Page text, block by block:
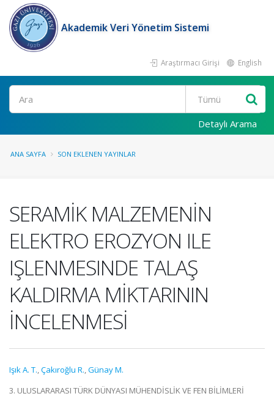
Akademik Veri Yönetim Sistemi
Araştırmacı Girişi English
Ara
Detaylı Arama
ANA SAYFA SON EKLENEN YAYINLAR
SERAMİK MALZEMENİN
ELEKTRO EROZYON ILE
IŞLENMESINDE TALAŞ
KALDIRMA MİKTARININ
İNCELENMESİ
Işık A. T.,Çakıroğlu R.,Günay M.
3. ULUSLARARASI TÜRK DÜNYASI MÜHENDİSLİK VE FEN BİLİMLERİ